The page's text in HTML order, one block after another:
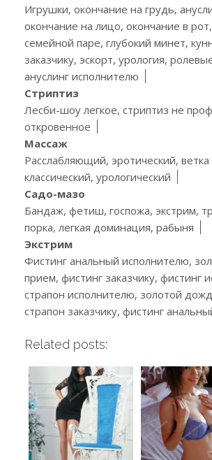
Игрушки, окончание на грудь,
окончание на лицо, окончание в рот,
семейной паре, глубокий минет,
заказчику, эскорт, урология,
ануслинг исполнителю
Стриптиз
Лесби-шоу легкое, стриптиз не
откровенное
Массаж
Расслабляющий, эротический, ветка
классический, урологический
Садо-мазо
Бандаж, фетиш, госпожа, экстрим,
порка, легкая доминация, рабыня
Экстрим
Фистинг анальный исполнителю,
прием, фистинг заказчику, фистинг
страпон исполнителю, золотой
страпон заказчику, фистинг
Related posts: